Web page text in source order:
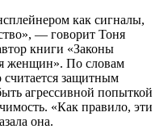
как сигналы,
— говорит Тоня
книги «Законы
женщин». По словам
защитным
агрессивной попыткой
«Как правило, эти
она.